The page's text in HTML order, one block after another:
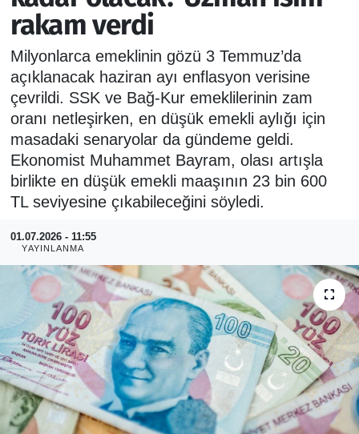
rakam verdi
Milyonlarca emeklinin gözü 3 Temmuz’da
açıklanacak haziran ayı enflasyon verisine
çevrildi. SSK ve Bağ-Kur emeklilerinin zam
oranı netleşirken, en düşük emekli aylığı için
masadaki senaryolar da gündeme geldi.
Ekonomist Muhammet Bayram, olası artışla
birlikte en düşük emekli maaşının 23 bin 600
TL seviyesine çıkabileceğini söyledi.
01.07.2026 - 11:55
YAYINLANMA
EKONOMİ
SİYASET
SPOR
ASAYİŞ
RESMİ REKLAM
Puan Durumu ve Fikstür
Tüm Manşetler
Son Dakika Haberleri
Haber Arşivi